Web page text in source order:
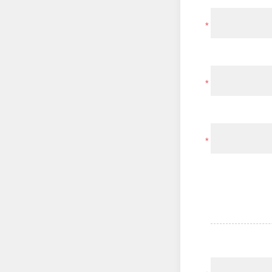
*
*
*